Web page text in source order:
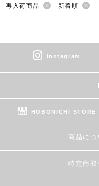
再入荷商品
新着順
instagram
HOBONICHI STORE
商品に
特定商